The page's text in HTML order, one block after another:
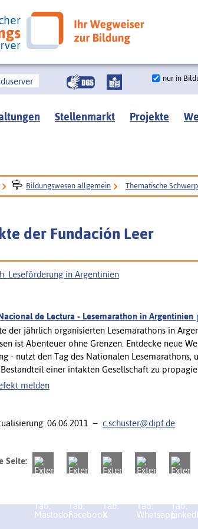
nur in
Stellenmarkt Projekte
Bildungswesen allgemein Thematische
der Fundación Leer
Leseförderung in Argentinien
de Lectura - Lesemarathon in Argentinien
der jährlich organisierten Lesemarathons in
ist Abenteuer ohne Grenzen. Entdecke neue
- nutzt den Tag des Nationalen Lesemarathons,
einer intakten Gesellschaft zu
melden
06.06.2011 – c.schuster@dipf.de
Seite: